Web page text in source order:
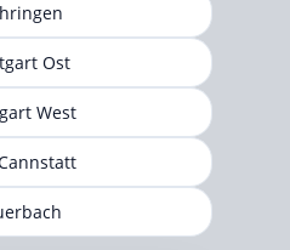
Ost
West